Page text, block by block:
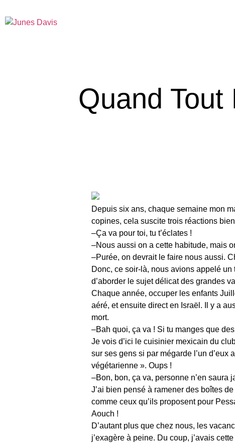
Quand
Depuis six ans, chaque semaine mon
copines, cela suscite trois réactions
–Ça va pour toi, tu t’éclates !
–Nous aussi on a cette habitude, mais
–Purée, on devrait le faire nous aussi.
Donc, ce soir-là, nous avions appelé
d’aborder le sujet délicat des grandes
Chaque année, occuper les enfants
aéré, et ensuite direct en Israël. Il y a
mort.
–Bah quoi, ça va ! Si tu manges que
Je vois d’ici le cuisinier mexicain du
sur ses gens si par mégarde l’un
végétarienne ». Oups !
–Bon, bon, ça va, personne n’en saura
J’ai bien pensé à ramener des boîtes
comme ceux qu’ils proposent pour
Aouch !
D’autant plus que chez nous, les
j’exagère à peine. Du coup, j’avais